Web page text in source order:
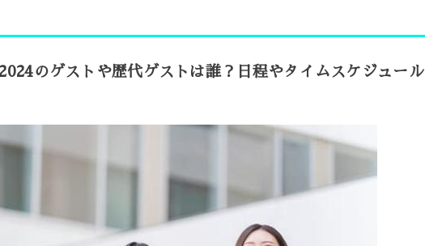
のゲストや歴代ゲストは誰？日程やタイムスケジュール